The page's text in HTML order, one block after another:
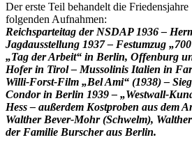
Der erste Teil behandelt die
folgenden Aufnahmen:
Reichsparteitag der NSDAP 1936 –
Jagdausstellung 1937 – Festumzug
„Tag der Arbeit“ in Berlin, Offenburg
Hofer in Tirol – Mussolinis Italien in
Willi-Forst-Film „Bel Ami“ (1938) –
Condor in Berlin 1939 – „Westwall-
Hess – außerdem Kostproben aus dem
Walther Bever-Mohr (Schwelm),
der Familie Burscher aus Berlin.